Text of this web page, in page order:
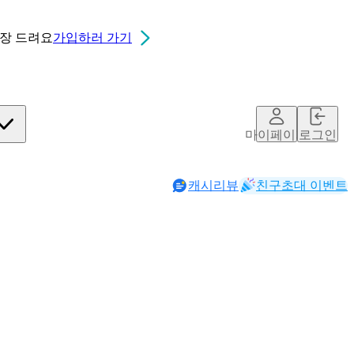
드려요가입하러 가기
마이페이지로그인
캐시리뷰 친구초대 이벤트